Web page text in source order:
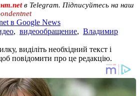
в Telegram. Підписуйтесь на наш
в Google News
, видеообращение, Владимир
виділіть необхідний текст і
повідомити про це редакцію.